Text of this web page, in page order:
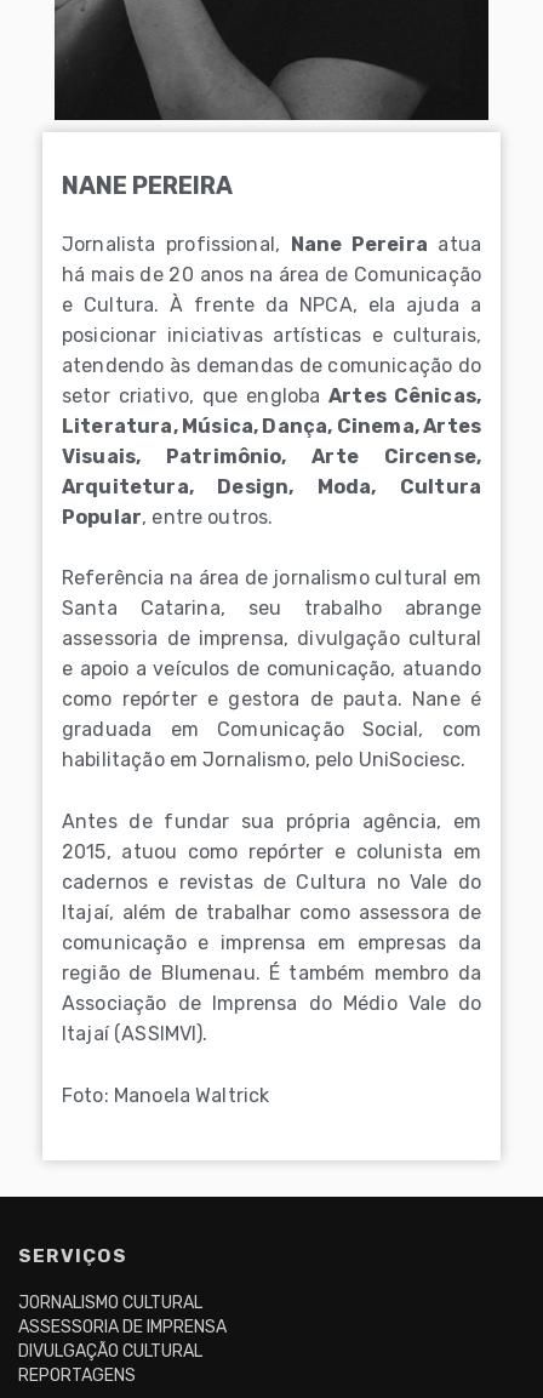
NANE PEREIRA
Jornalista profissional, Nane Pereira atua
há mais de 20 anos na área de Comunicação
e Cultura. À frente da NPCA, ela ajuda a
posicionar iniciativas artísticas e culturais,
atendendo às demandas de comunicação do
setor criativo, que englobaArtes Cênicas,
Literatura, Música, Dança, Cinema, Artes
Visuais, Patrimônio, Arte Circense,
Arquitetura, Design, Moda, Cultura
Popular, entre outros.
Referência na área de jornalismo cultural em
Santa Catarina, seu trabalho abrange
assessoria de imprensa, divulgação cultural
e apoio a veículos de comunicação, atuando
como repórter e gestora de pauta. Nane é
graduada em Comunicação Social, com
habilitação em Jornalismo, pelo UniSociesc.
Antes de fundar sua própria agência, em
2015, atuou como repórter e colunista em
cadernos e revistas de Cultura no Vale do
Itajaí, além de trabalhar como assessora de
comunicação e imprensa em empresas da
região de Blumenau. É também membro da
Associação de Imprensa do Médio Vale do
Itajaí (ASSIMVI).
Foto: Manoela Waltrick
SERVIÇOS
JORNALISMO CULTURAL
ASSESSORIA DE IMPRENSA
DIVULGAÇÃO CULTURAL
REPORTAGENS